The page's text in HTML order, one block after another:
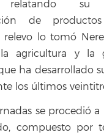
relatando
de productos
relevo lo tomó
agricultura y la
ha desarrollado
los últimos
se procedió
compuesto por